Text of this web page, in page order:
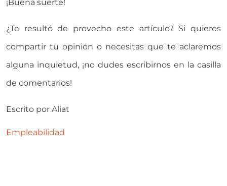
¡Buena suerte!
¿Te resultó de provecho este artículo? Si quieres
compartir tu opinión o necesitas que te aclaremos
alguna inquietud, ¡no dudes escribirnos en la casilla
de comentarios!
Escrito por Aliat
Empleabilidad